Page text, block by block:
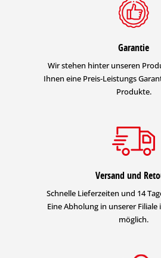
Garantie
Wir stehen hinter unseren
Ihnen eine Preis-Leistungs
Produkte.
Versand und
Schnelle Lieferzeiten und 14
Eine Abholung in unserer
möglich.